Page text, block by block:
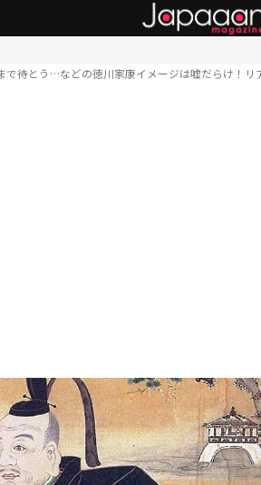
で待とう…などの徳川家康イメージは嘘だらけ！リ